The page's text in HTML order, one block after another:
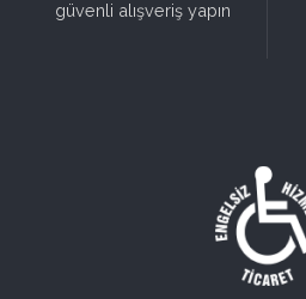
güvenli alışveriş yapın